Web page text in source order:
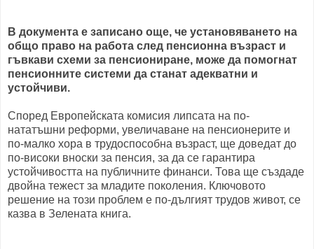
В документа е записано още, че установяването на
общо право на работа след пенсионна възраст и
гъвкави схеми за пенсиониране, може да помогнат
пенсионните системи да станат адекватни и
устойчиви.
Според Европейската комисия липсата на по-
нататъшни реформи, увеличаване на пенсионерите и
по-малко хора в трудоспособна възраст, ще доведат до
по-високи вноски за пенсия, за да се гарантира
устойчивостта на публичните финанси. Това ще създаде
двойна тежест за младите поколения. Ключовото
решение на този проблем е по-дългият трудов живот, се
казва в Зелената книга.